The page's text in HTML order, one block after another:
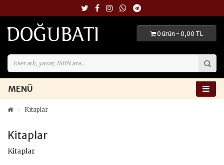
0 ürün - 0,00 TL
MENÜ
Kitaplar
Kitaplar
Kitaplar